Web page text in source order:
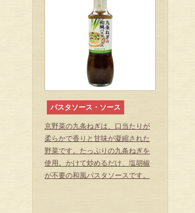
パスタソース・ソース
京野菜の九条ねぎは、口当たりが
柔らかで香りと甘味が凝縮された
野菜です。たっぷりの九条ねぎを
使用。かけて炒めるだけ、塩胡椒
が不要の和風パスタソースです。